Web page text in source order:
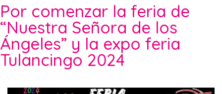
Por comenzar la feria de
“Nuestra Señora de los
Ángeles” y la expo feria
Tulancingo 2024